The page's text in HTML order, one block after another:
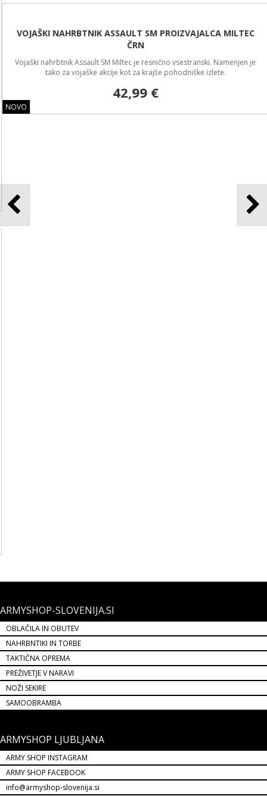
NOVO
VOJAŠKI NAHRBTNIK ASSAULT SM PROIZVAJALCA MILTEC
ČRN
Vojaški nahrbtnik Assault SM Miltec je resnično vsestranski. Namenjen je
tako za vojaške akcije kot za krajše pohodniške izlete.
42,99 €
ARMYSHOP-SLOVENIJA.SI
OBLAČILA IN OBUTEV
NAHRBNTIKI IN TORBE
TAKTIČNA OPREMA
PREŽIVETJE V NARAVI
NOŽI SEKIRE
SAMOOBRAMBA
ARMYSHOP LJUBLJANA
ARMY SHOP INSTAGRAM
ARMY SHOP FACEBOOK
info@armyshop-slovenija.si